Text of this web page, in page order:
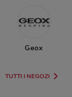
Geox
TUTTI I NEGOZI